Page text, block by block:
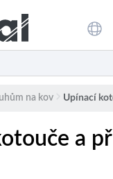
na kov Upínací
a